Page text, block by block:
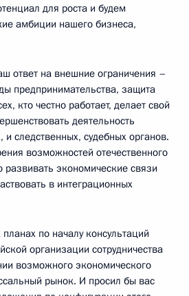
для роста и будем
амбиции нашего бизнеса,
ответ на внешние ограничения –
предпринимательства, защита
кто честно работает, делает свой
деятельность
и следственных, судебных органов.
возможностей отечественного
развивать экономические связи
в интеграционных
по началу консультаций
организации сотрудничества
возможного экономического
рынок. И просил бы вас